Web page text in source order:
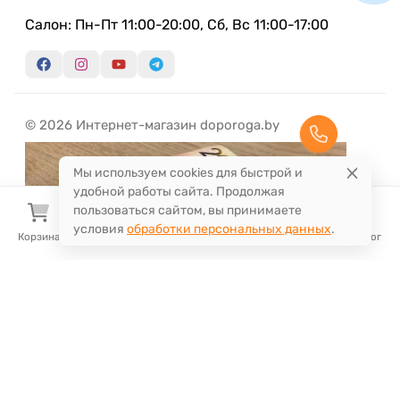
Корзина Избранное Сравнение Поиск Каталог
Салон: Пн-Пт 11:00-20:00, Сб, Вс 11:00-17:00
© 2026 Интернет-магазин doporoga.by
Мы используем cookies для быстрой и
удобной работы сайта. Продолжая
пользоваться сайтом, вы принимаете
условия обработки персональных данных.